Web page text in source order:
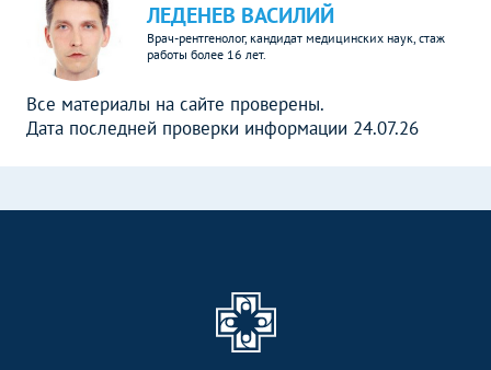
ЛЕДЕНЕВ ВАСИЛИЙ
Врач-рентгенолог, кандидат медицинских наук, стаж
работы более 16 лет.
Все материалы на сайте проверены.
Дата последней проверки информации 24.07.26